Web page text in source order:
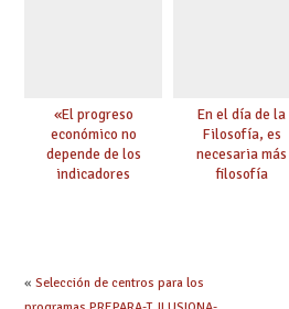
«El progreso
económico no
depende de los
indicadores
En el día de la
Filosofía, es
necesaria más
filosofía
« Selección de centros para los